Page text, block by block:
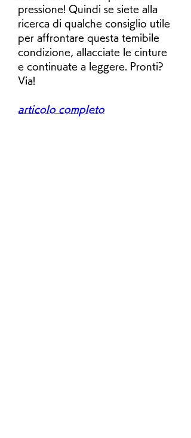
pressione! Quindi se siete alla
ricerca di qualche consiglio utile
per affrontare questa temibile
condizione, allacciate le cinture
e continuate a leggere. Pronti?
Via!
articolo completo